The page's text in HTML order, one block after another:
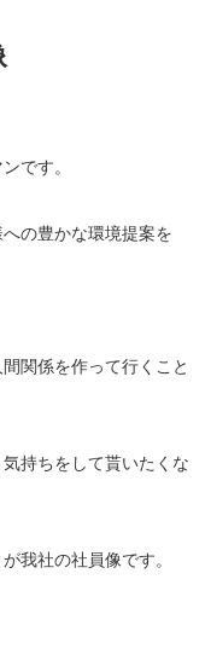
です。
の豊かな環境提案を
関係を作って行くこと
持ちをして貰いたくな
我社の社員像です。